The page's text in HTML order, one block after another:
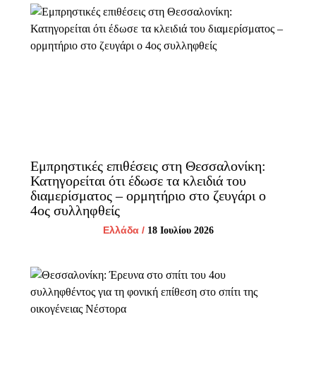
Εμπρηστικές επιθέσεις στη Θεσσαλονίκη:
Κατηγορείται ότι έδωσε τα κλειδιά του
διαμερίσματος – ορμητήριο στο ζευγάρι ο
4ος συλληφθείς
Ελλάδα/ 18 Ιουλίου 2026